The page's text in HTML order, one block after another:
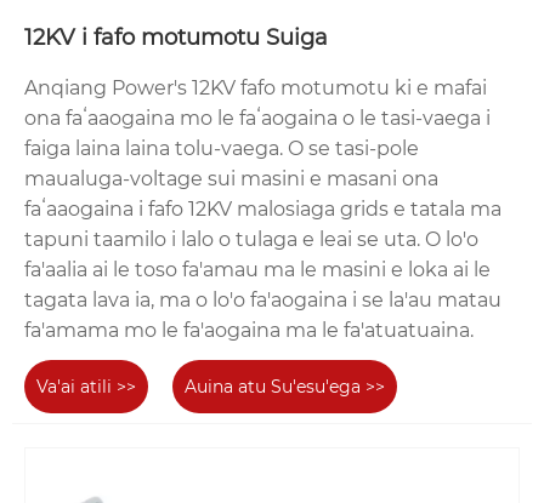
1. Fuafua le voltage fa'atatau, fa'atatau i le taimi nei,
mana'omia e fa'atau;
2. Fuafua pe o le a fa'apipi'i le ki motumotu i totonu
po'o fafo, ma maua mai fa'amatalaga auiliili e pei o
le tulaga fa'aleagaina o le si'osi'omaga, maualuga,
vevela o le si'osi'omaga, ma le malosi o le mafui'e;
3. Malamalama po'o a galuega e mana'omia ona
fa'ataunu'uina e le ki motumotu, pe na'o le
mana'omia o galuega fa'avae pe mana'omia fo'i
galuega fa'avae;
4. Malamalama manino i le auala faʻaogaina o le ki
motumotu: tusi lesona, eletise, poʻo le mamao
mamao.
12KV i fafo motumotu Suiga
Anqiang Power's 12KV fafo motumotu ki e mafai
ona faʻaaogaina mo le faʻaogaina o le tasi-vaega i
faiga laina laina tolu-vaega. O se tasi-pole
maualuga-voltage sui masini e masani ona
faʻaaogaina i fafo 12KV malosiaga grids e tatala ma
tapuni taamilo i lalo o tulaga e leai se uta. O lo'o
fa'aalia ai le toso fa'amau ma le masini e loka ai le
tagata lava ia, ma o lo'o fa'aogaina i se la'au matau
fa'amama mo le fa'aogaina ma le fa'atuatuaina.
Va'ai atili >> Auina atu Su'esu'ega >>